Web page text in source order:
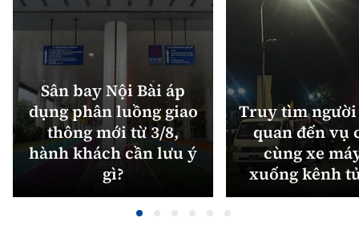
Sân bay Nội Bài áp
dụng phân luồng giao
thông mới từ 3/8,
hành khách cần lưu ý
gì?
Truy tìm
quan đến vụ
cùng xe
xuống kênh